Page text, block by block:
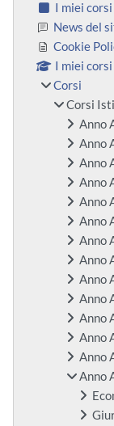
I miei corsi
News del
Cookie
I miei corsi
Corsi
Corsi
Anno
Anno
Anno
Anno
Anno
Anno
Anno
Anno
Anno
Anno
Anno
Anno
Anno
Anno